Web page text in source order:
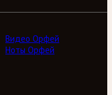
Видео Орфей
Ноты Орфей